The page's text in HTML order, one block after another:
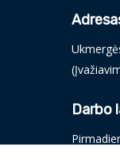
Darbo